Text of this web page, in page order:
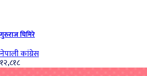
गुरुराज घिमिरे
नेपाली कांग्रेस
१२,८१८